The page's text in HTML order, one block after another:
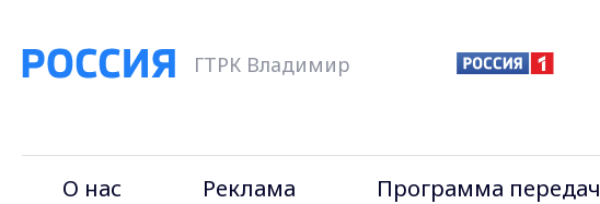
ГТРК Владимир
О нас Реклама Программа передач